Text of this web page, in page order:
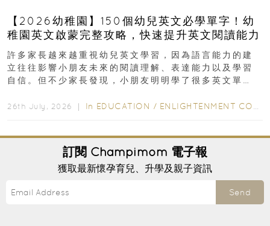
【2026幼稚園】150個幼兒英文必學單字！幼
稚園英文啟蒙完整攻略，快速提升英文閱讀能力
許多家長越來越重視幼兒英文學習，因為語言能力的建
立往往影響小朋友未來的閱讀理解、表達能力以及學習
自信。但不少家長發現，小朋友明明學了很多英文單
26th July, 2026 ｜ In EDUCATION / ENLIGHTENMENT CORNER
訂閱 Champimom 電子報
獲取最新懷孕育兒、升學及親子資訊
Send